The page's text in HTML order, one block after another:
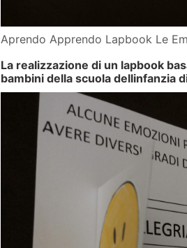
Aprendo Apprendo Lapbook Le
La realizzazione di un lapbook
bambini della scuola dellinfanzia